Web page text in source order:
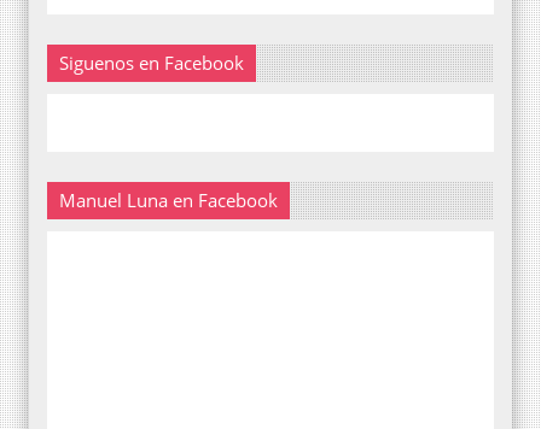
Siguenos en Facebook
Manuel Luna en Facebook